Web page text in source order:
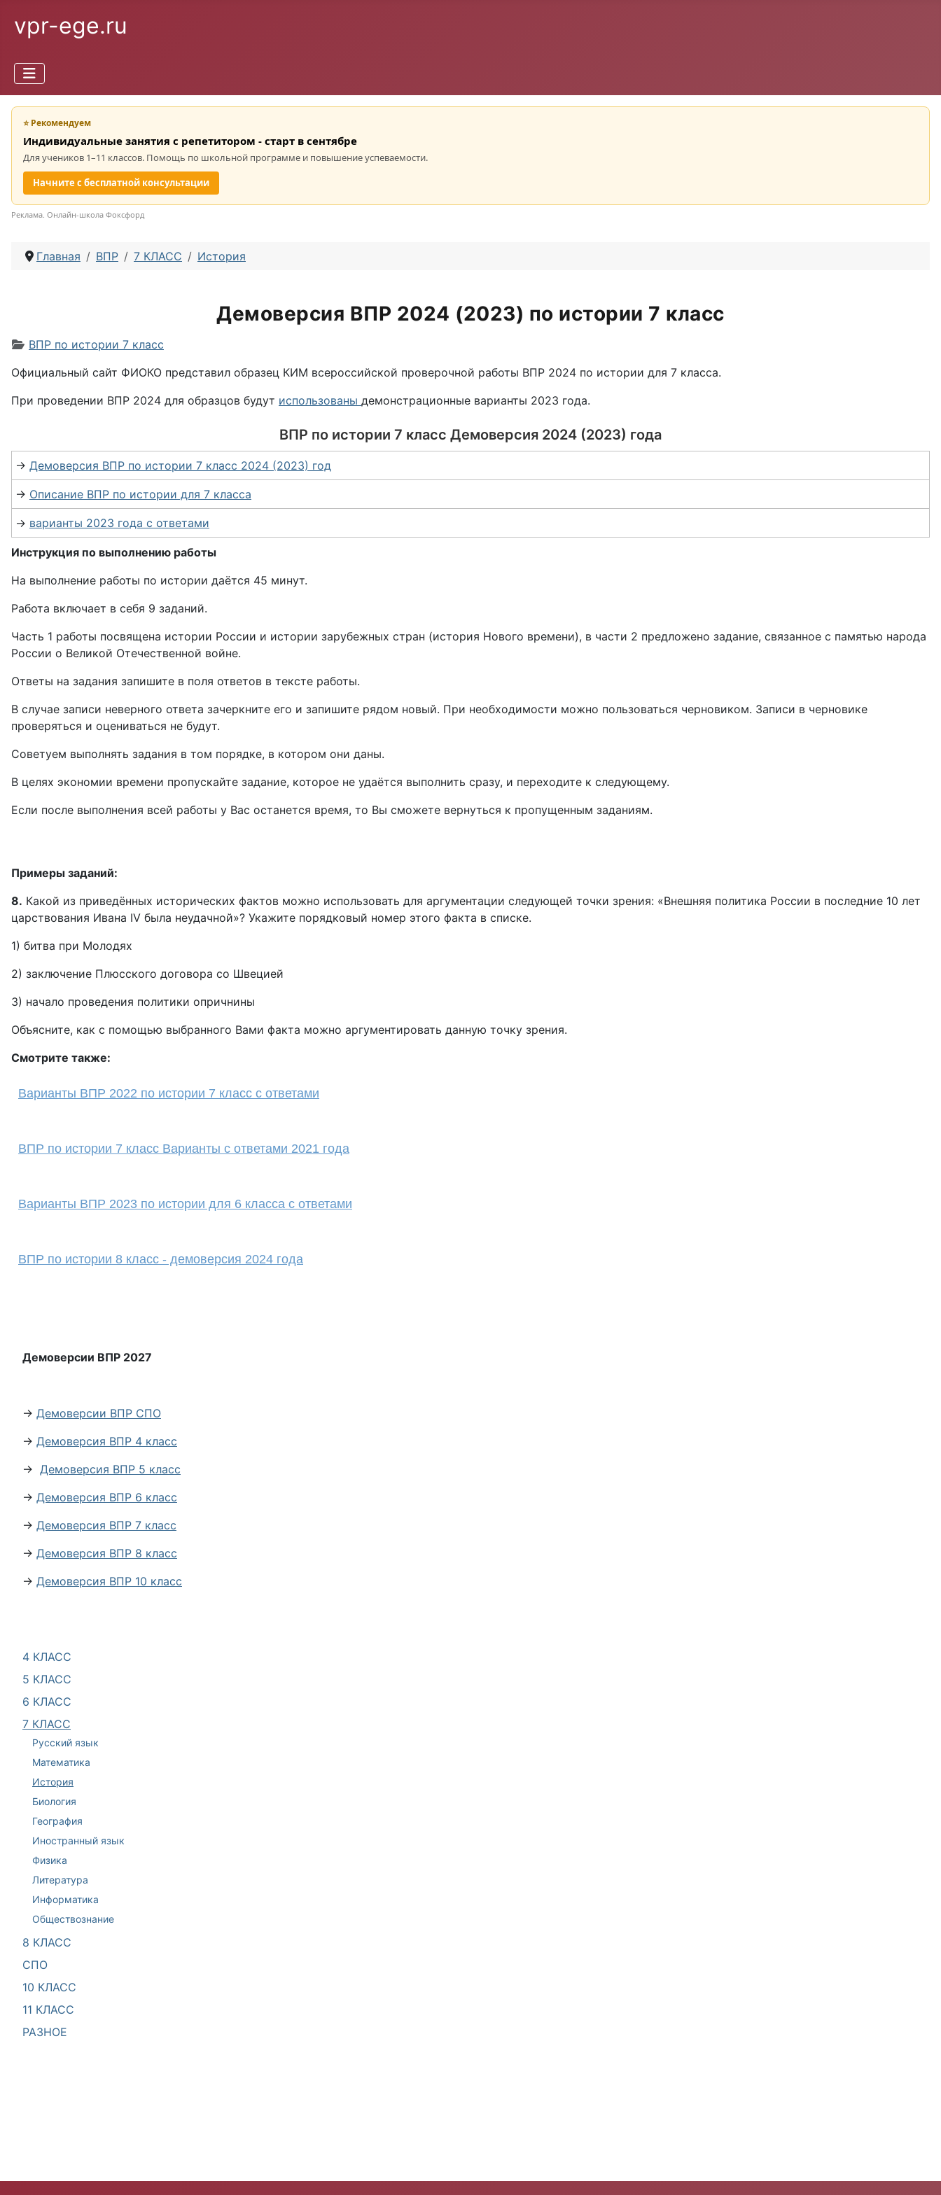
vpr-ege.ru
4 КЛАСС
5 КЛАСС
6 КЛАСС
7 КЛАСС
Русский язык
Математика
История
Биология
География
Иностранный язык
Физика
Литература
Информатика
Обществознание
8 КЛАСС
СПО
10 КЛАСС
11 КЛАСС
РАЗНОЕ
⭐ Рекомендуем
Индивидуальные занятия с репетитором - старт в сентябре
Для учеников 1–11 классов. Помощь по школьной программе и повышение успеваемости.
Начните с бесплатной консультации
Реклама. Онлайн-школа Фоксфорд
Главная ВПР 7 КЛАСС История
Демоверсия ВПР 2024 (2023) по истории 7 класс
Информация о материале
ВПР по истории 7 класс
Официальный сайт ФИОКО представил образец КИМ всероссийской проверочной работы ВПР 2024 по истории для 7 класса.
При проведении ВПР 2024 для образцов будут использованы демонстрационные варианты 2023 года.
ВПР по истории 7 класс Демоверсия 2024 (2023) года
→ Демоверсия ВПР по истории 7 класс 2024 (2023) год
→ Описание ВПР по истории для 7 класса
→ варианты 2023 года с ответами
Инструкция по выполнению работы
На выполнение работы по истории даётся 45 минут.
Работа включает в себя 9 заданий.
Часть 1 работы посвящена истории России и истории зарубежных стран (история Нового времени), в части 2 предложено задание, связанное с памятью народа
России о Великой Отечественной войне.
Ответы на задания запишите в поля ответов в тексте работы.
В случае записи неверного ответа зачеркните его и запишите рядом новый. При необходимости можно пользоваться черновиком. Записи в черновике
проверяться и оцениваться не будут.
Советуем выполнять задания в том порядке, в котором они даны.
В целях экономии времени пропускайте задание, которое не удаётся выполнить сразу, и переходите к следующему.
Если после выполнения всей работы у Вас останется время, то Вы сможете вернуться к пропущенным заданиям.
Примеры заданий:
8. Какой из приведённых исторических фактов можно использовать для аргументации следующей точки зрения: «Внешняя политика России в последние 10 лет
царствования Ивана IV была неудачной»? Укажите порядковый номер этого факта в списке.
1) битва при Молодях
2) заключение Плюсского договора со Швецией
3) начало проведения политики опричнины
Объясните, как с помощью выбранного Вами факта можно аргументировать данную точку зрения.
Смотрите также:
Варианты ВПР 2022 по истории 7 класс с ответами
ВПР по истории 7 класс Варианты с ответами 2021 года
Варианты ВПР 2023 по истории для 6 класса с ответами
ВПР по истории 8 класс - демоверсия 2024 года
Демоверсии ВПР 2027
→ Демоверсии ВПР СПО
→ Демоверсия ВПР 4 класс
→ Демоверсия ВПР 5 класс
→ Демоверсия ВПР 6 класс
→ Демоверсия ВПР 7 класс
→ Демоверсия ВПР 8 класс
→ Демоверсия ВПР 10 класс